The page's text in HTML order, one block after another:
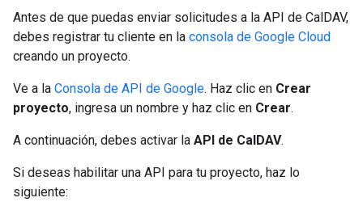
Antes de que puedas enviar solicitudes a la API de CalDAV,
debes registrar tu cliente en la consola de Google Cloud
creando un proyecto.
Ve a la Consola de API de Google. Haz clic en Crear
proyecto, ingresa un nombre y haz clic en Crear.
A continuación, debes activar la API de CalDAV.
Si deseas habilitar una API para tu proyecto, haz lo
siguiente: